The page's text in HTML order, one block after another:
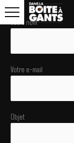
Votre nom
Votre e-mail
Objet